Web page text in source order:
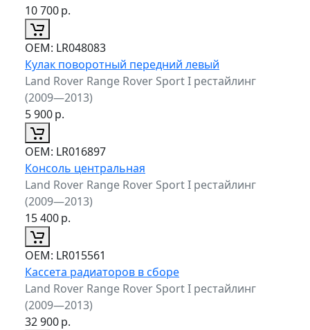
10 700р.
ОЕМ: LR048083
Кулак поворотный передний левый
Land Rover Range Rover Sport I рестайлинг
(2009—2013)
5 900р.
ОЕМ: LR016897
Консоль центральная
Land Rover Range Rover Sport I рестайлинг
(2009—2013)
15 400р.
ОЕМ: LR015561
Кассета радиаторов в сборе
Land Rover Range Rover Sport I рестайлинг
(2009—2013)
32 900р.